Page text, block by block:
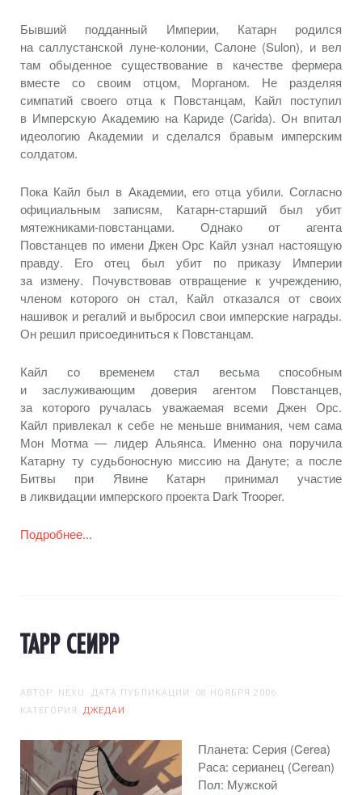
Бывший подданный Империи, Катарн родился
на саллустанской луне-колонии, Салоне (Sulon), и вел
там обыденное существование в качествефермера
вместе со своимотцом, Морганом. Не разделяя
симпатий своего отца к Повстанцам, Кайл поступил
в Имперскую Академию на Кариде (Carida). Он впитал
идеологию Академии и сделался бравым имперским
солдатом.
Пока Кайл был в Академии, его отца убили. Согласно
официальным записям, Катарн-старшийбыл убит
мятежниками-повстанцами. Однако от агента
Повстанцев по имени Джен Орс Кайл узнал настоящую
правду. Его отец был убит по приказу Империи
за измену. Почувствовав отвращение к учреждению,
членом которого он стал, Кайл отказался от своих
нашивок и регалий и выбросил свои имперские награды.
Он решил присоединиться к Повстанцам.
Кайл со временем стал весьма способным
и заслуживающим доверия агентом Повстанцев,
за которого ручалась уважаемая всеми Джен Орс.
Кайл привлекал к себе не меньшевнимания, чем сама
Мон Мотма — лидер Альянса. Именно она поручила
Катарну ту судьбоносную миссию на Дануте; а после
Битвы при Явине Катарн принимал участие
в ликвидации имперского проекта Dark Trooper.
Подробнее...
ТАРР СЕИРР
АВТОР: NEXU. ДАТА ПУБЛИКАЦИИ: 08 НОЯБРЯ 2006.
КАТЕГОРИЯ: ДЖЕДАИ .
Планета: Серия (Cerea)
Раса: серианец (Cerean)
Пол: Мужской